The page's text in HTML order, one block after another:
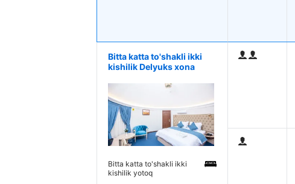
Bitta katta to'shakli ikki
kishilik Delyuks xona
Bitta katta to'shakli ikki
kishilik yotoq